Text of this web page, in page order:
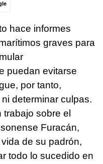
hace informes
graves para
puedan evitarse
por tanto,
determinar culpas.
sobre el
Furacán,
de su padrón,
todo lo sucedido en